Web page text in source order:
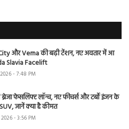
और Verna की बढ़ी टेंशन, नए अवतार में आ
Slavia Facelift
- 7:48 PM
ब्रेजा फेसलिफ्ट लॉन्च, नए फीचर्स और टर्बो इंजन के
जानें क्या है कीमत
- 3:56 PM